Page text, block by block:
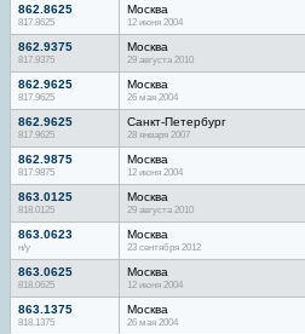
862.8625
817.8625
Москва
12 июня 2004
862.9375
817.9375
Москва
29 августа 2010
862.9625
817.9625
Москва
26 мая 2004
862.9625
817.9625
Санкт-Петербург
28 января 2007
862.9875
817.9875
Москва
12 июня 2004
863.0125
818.0125
Москва
29 августа 2010
863.0623
н/у
Москва
23 сентября 2012
863.0625
818.0625
Москва
12 июня 2004
863.1375
818.1375
Москва
26 мая 2004